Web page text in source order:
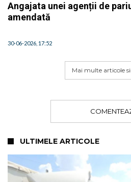
Angajata unei agenții de
amendată
30-06-2026, 17:52
Mai multe articole
ULTIMELE ARTICOLE